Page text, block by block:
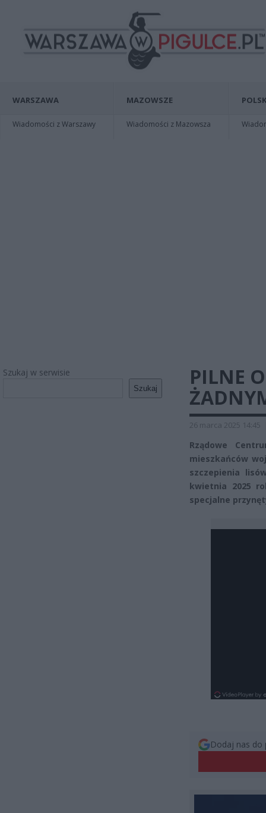
WARSZAWA
Wiadomości z Warszawy
MAZOWSZE
Wiadomości z Mazowsza
Szukaj w serwisie
Szukaj
PILNE
26 marca 2025 14:45
Rządowe
mieszkańców
szczepienia
kwietnia 2025
specjalne
Dodaj nas do